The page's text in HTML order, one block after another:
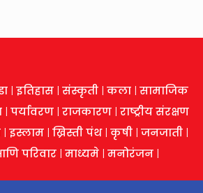
| इतिहास | संस्कृती | कला | सामाजिक
| पर्यावरण | राजकारण | राष्ट्रीय संरक्षण
| इस्लाम | ख्रिस्ती पंथ| कृषी | जनजाती |
परिवार | माध्यमे | मनोरंजन |